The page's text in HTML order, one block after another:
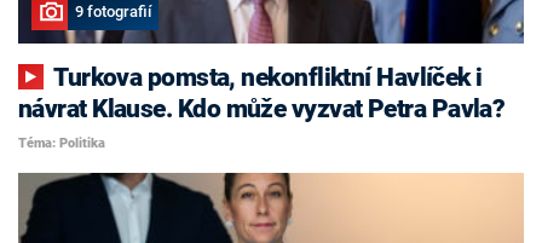
9 fotografií
Turkova pomsta, nekonfliktní Havlíček i
návrat Klause. Kdo může vyzvat Petra Pavla?
Téma: Politika